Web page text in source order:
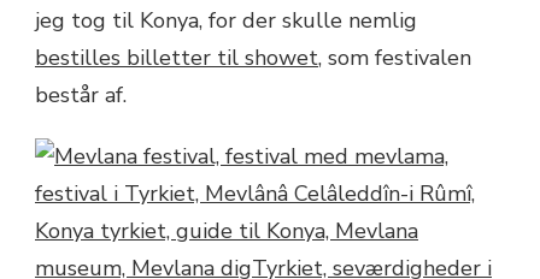
jeg tog til Konya, for der skulle nemlig
bestilles billetter til showet, som festivalen
består af.